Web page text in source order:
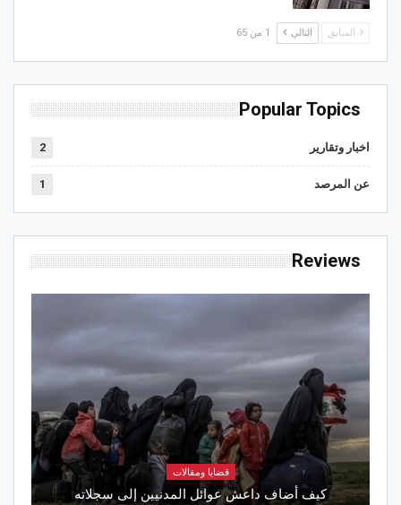
السابق التالي 1 من 65
Popular Topics
اخبار وتقارير 2
عن المرصد 1
Reviews
قضايا ومقالات
كيف أضاف داعش عوائل المدنيين إلى سجلاته